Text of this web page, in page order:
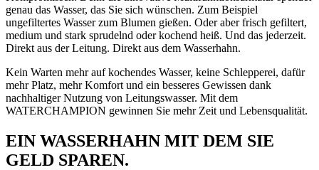
genau das Wasser, das Sie sich wünschen. Zum Beispiel
ungefiltertes Wasser zum Blumen gießen. Oder aber frisch gefiltert,
medium und stark sprudelnd oder kochend heiß. Und das jederzeit.
Direkt aus der Leitung. Direkt aus dem Wasserhahn.
Kein Warten mehr auf kochendes Wasser, keine Schlepperei, dafür
mehr Platz, mehr Komfort und ein besseres Gewissen dank
nachhaltiger Nutzung von Leitungswasser. Mit dem
WATERCHAMPION gewinnen Sie mehr Zeit und Lebensqualität.
EIN WASSERHAHN MIT DEM SIE
GELD SPAREN.